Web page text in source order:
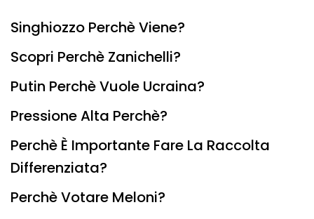
Singhiozzo Perchè Viene?
Scopri Perchè Zanichelli?
Putin Perchè Vuole Ucraina?
Pressione Alta Perchè?
Perchè È Importante Fare La Raccolta
Differenziata?
Perchè Votare Meloni?